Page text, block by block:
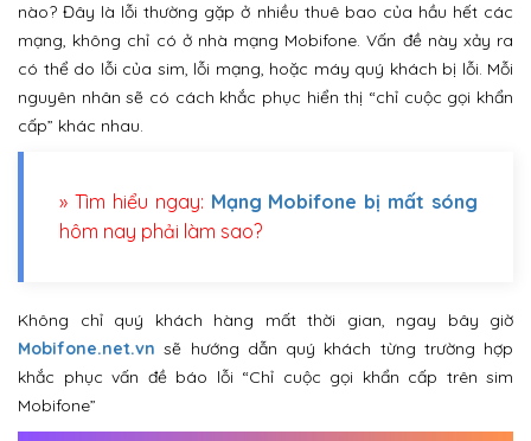
nào? Đây là lỗi thường gặp ở nhiều thuê bao của hầu hết các
mạng, không chỉ có ở nhà mạng Mobifone. Vấn đề này xảy ra
có thể do lỗi của sim, lỗi mạng, hoặc máy quý khách bị lỗi. Mỗi
nguyên nhân sẽ có cách khắc phục hiển thị “chỉ cuộc gọi khẩn
cấp” khác nhau.
» Tìm hiểu ngay: Mạng Mobifone bị mất sóng
hôm nay phải làm sao?
Không chỉ quý khách hàng mất thời gian, ngay bây giờ
Mobifone.net.vn sẽ hướng dẫn quý khách từng trường hợp
khắc phục vấn đề báo lỗi “Chỉ cuộc gọi khẩn cấp trên sim
Mobifone”